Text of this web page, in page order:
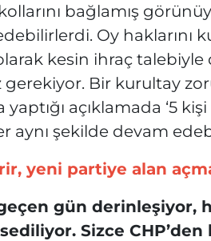
bağlamış
Oy haklarını
kesin ihraç
Bir kurultay
açıklamada ‘5 kişi
aynı şekilde devam
yeni partiye alan
gün derinleşiyor,
Sizce CHP’den